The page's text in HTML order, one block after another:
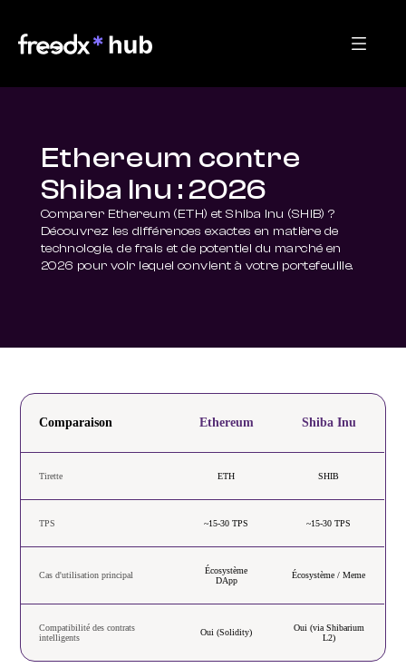
Ethereum contre
Shiba Inu : 2026
Comparer Ethereum (ETH) et Shiba Inu (SHIB) ?
Découvrez les différences exactes en matière de
technologie, de frais et de potentiel du marché en
2026 pour voir lequel convient à votre portefeuille.
Comparaison Ethereum Shiba Inu
Tirette ETH SHIB
TPS ~15-30 TPS ~15-30 TPS
Cas d'utilisation principal
Écosystème
DApp
Écosystème / Meme
Compatibilité des contrats
intelligents
Oui (Solidity)
Oui (via Shibarium
L2)